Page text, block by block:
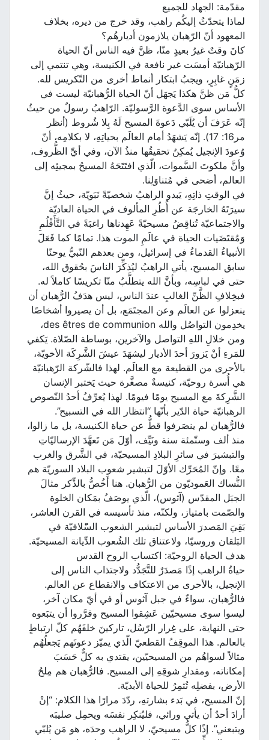
مقدّمة: الجهاد للجميع
لماذا يتحدّثُ إليكُم راهب، وقد خرج من ديره، بخلاف
المعهود أنّ الرّهبان يلازمون أديارهُم؟
كانَ وقتٌ غيرُ بعيدٍ منّا، ظنَّ فيه الناس أنّ الحياة
الرّهبانيّة أمسَت غير نافعة في الكنيسة، وهي تنتمي إلى
زمَنٍ غابِرٍ، ويجبُ ابتكار أنماط أخرى من التّكريس لله.
كلُّ مَن ظنَّ هكذا يَجهَل أنّ الحياة الرُّهبانيّة ليست في
الأساس سوى الدَّعوة الرَّسوليّة. الرّاهبُ رسولٌ من حيثُ
إنّه عَرَفَ أن يُلَبّي دَعوةَ المسيح لَهُ بِلا شُروط (أنظر
مر16: 17). إنّه يَشهَدُ أمام العالَم بحياتِهِ، لا بكلامِه، أنّ
وُعودَ الإنجيل يُمكِنُ تحقيقُها منذُ الآن، وفي أيِّ الظُّروف،
وأنَّ ملكوتَ السَّموات، الّذي افتَتَحَهُ المسيحُ بمجيئِه إلى
العالم، أضحى في مُتناوَلِنا.
في الوقتِ ذاتِهِ، يَبدو الراهبُ شخصيّةً نَبَويّة، حيثُ إنَّ
سيرَتَهُ الخارجَة عن أُطُرِ المألوف في الحياة العاديّة
والاجتماعيّة تُناقِضُ مسيحيّةً عَهِدناها راغبَةً في التَّأَقْلُمِ
وَمُقتَضَيات الحياة في عالَمِ الموت هذا. تمامًا كما فَعَلََ
الأنبياءُ القدماءُ في إسرائيل، ومن بعدهم النّبيُّ يوحنّا
سابق المسيح، يأتي الراهبُ ليُذكِّرَ الناسَ بحُقوق الله،
حتى في لباسِه، وبأنَّ الله يتطلَّبُ منّا تكريسًا كاملاً له.
فبخِلافِ الظَّنِّ الغالبِ عندَ الناس، ليس هدَفُ الرُّهبان أن
ينعزلوا عن العالَم وعن المجتَمَع، بل أن يصيروا أشخاصًا
يخدِمون التواصُل والله des êtres de communion،
ومن خلالِ اللهِ التواصل والآخرين، بوساطة الصّلاة. يَكفي
للمَرءِ أنْ يَزورَ أحدَ الأديار ليشهَدَ عيشَ الشَّرِكَة الأخويّة،
بالأحرى من القطيعة مع العالَم. لهذا فالشّركة الرّهبانيّة
هي أُسرة روحيّة، كنيسةٌ مصغَّرة حيث يَختبر الإنسان
الشَّرِكةَ مع المسيح يومًا فيومًا. لهذا يُعرِّفُ أحدُ النّصوص
الرهبانيّة حياة الدّير بأنّها “انتظار الله في التسبيح”.
فالرُّهبان لم ينصَرفوا قطُّ عن حياة الكنيسة، بل ما زالوا،
منذ ألف وستّمئة سنة ونَيِّف، أوّلَ مَن تَعهَّدَ الإرساليّاتِ
والتبشيرَ في سائرِ البلادِ المسيحيّة، في الشَّرق والغرب
معًا. وإنّ المُحَرِّك الأوّلَ لتبشير شعوب البلاد السوريّة هم
النُّساك العَموديّون من الرُّهبان. هنا أَخُصُّ بالذِّكر مثالَ
الجبَل المقدّس (آثوس)، الّذي يوصَفُ بمَكان الخلوة
والصّمت بامتياز، ولكنّه، منذ تأسيسه في القرن العاشر،
بَقِيَ المَصدرَ الأساس لتبشير الشعوب السّْلافيّة في
البَلقان وروسيّا، ولاعتناق تلك الشُعوب الدِّيانة المسيحيّة.
هدف الحياة الروحيّة: اكتساب الروح القدس
حياةُ الراهب إذًا مَصدَرٌ للتَّجَدُّد ولاجتذاب الناس إلى
الإنجيل، بالأحرى من الاعتكاف والانقطاع عن العالم.
فالرُّهبان، سواءٌ في جبل آثوس أو في أيّ مكان آخر،
ليسوا سوى مسيحيّين عَشِقوا المسيح وقرَّروا أن يتبَعوه
حتى النهاية، على غِرار الرّسُل، تاركينَ خلفَهُم كلّ ارتباطٍ
بالعالم. هذا الموقِفُ القطعيّ الّذي يميّز دعوتَهم يَجعلُهُم
مثالاً لسواهُم من المسيحيّين، يقتدي به كلٌّ حَسَبَ
إمكاناته، ومقدارِ شوقِهِ إلى المسيح. فالرُّهبان هم مِلحُ
الأرض، بفضلِه تُثمِرُ للحياة الأبديّة.
إنّ المسيح، في بَدء بشارتهِ، ردّدَ مرارًا هذا الكلام: “إنْ
أرادَ أحدٌ أن يأتي ورائي، فليُنكِر نفسَه ويحمِل صليبَه
ويتبعني”. إذًا كلُّ مسيحيّ، لا الراهب وحدَه، هو مَن يُلبّي